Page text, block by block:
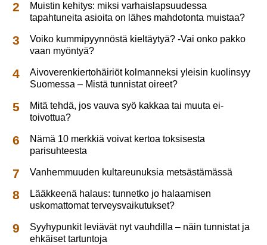
Muistin kehitys: miksi varhaislapsuudessa
tapahtuneita asioita on lähes mahdotonta muistaa?
Voiko kummipyynnöstä kieltäytyä? -Vai onko pakko
vaan myöntyä?
Aivoverenkiertohäiriöt kolmanneksi yleisin kuolinsyy
Suomessa – Mistä tunnistat oireet?
Mitä tehdä, jos vauva syö kakkaa tai muuta ei-
toivottua?
Nämä 10 merkkiä voivat kertoa toksisesta
parisuhteesta
Vanhemmuuden kultareunuksia metsästämässä
Lääkkeenä halaus: tunnetko jo halaamisen
uskomattomat terveysvaikutukset?
Syyhypunkit leviävät nyt vauhdilla – näin tunnistat ja
ehkäiset tartuntoja